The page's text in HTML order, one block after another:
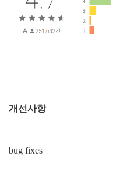
개선사항
bug fixes